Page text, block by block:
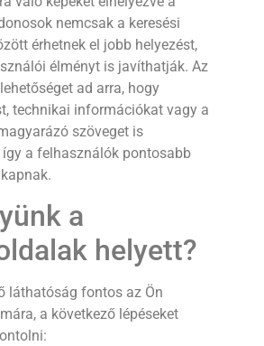
nemcsak a keresési
érhetnek el jobb helyezést,
élményt is javíthatják. Az
ad arra, hogy
technikai információkat vagy a
szöveget is
így a felhasználók pontosabb
a
helyett?
láthatóság fontos az Ön
a következő lépéseket